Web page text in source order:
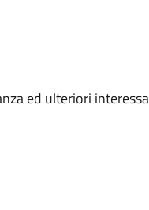
ed ulteriori